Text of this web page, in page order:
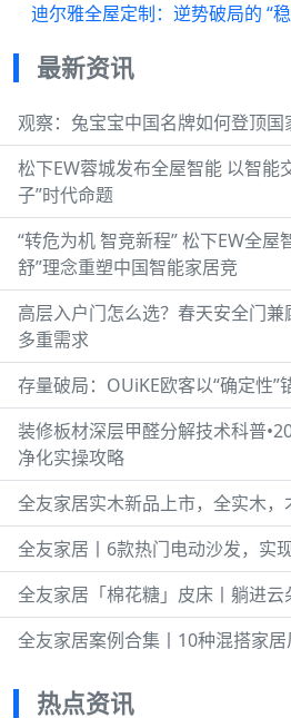
迪尔雅全屋定制：逆势破局的 “
最新资讯
观察：兔宝宝中国名牌如何登顶国
松下EW蓉城发布全屋智能 以智能
子”时代命题
“转危为机 智竞新程” 松下EW全屋
舒”理念重塑中国智能家居竞
高层入户门怎么选？春天安全门
多重需求
存量破局：OUiKE欧客以“确定性”
装修板材深层甲醛分解技术科普
净化实操攻略
全友家居实木新品上市，全实木，
全友家居丨6款热门电动沙发，实
全友家居「棉花糖」皮床丨躺进云
全友家居案例合集丨10种混搭家
热点资讯